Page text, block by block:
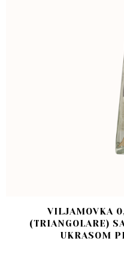
VILJAMOVKA
(TRIANGOLARE)
UKRASOM